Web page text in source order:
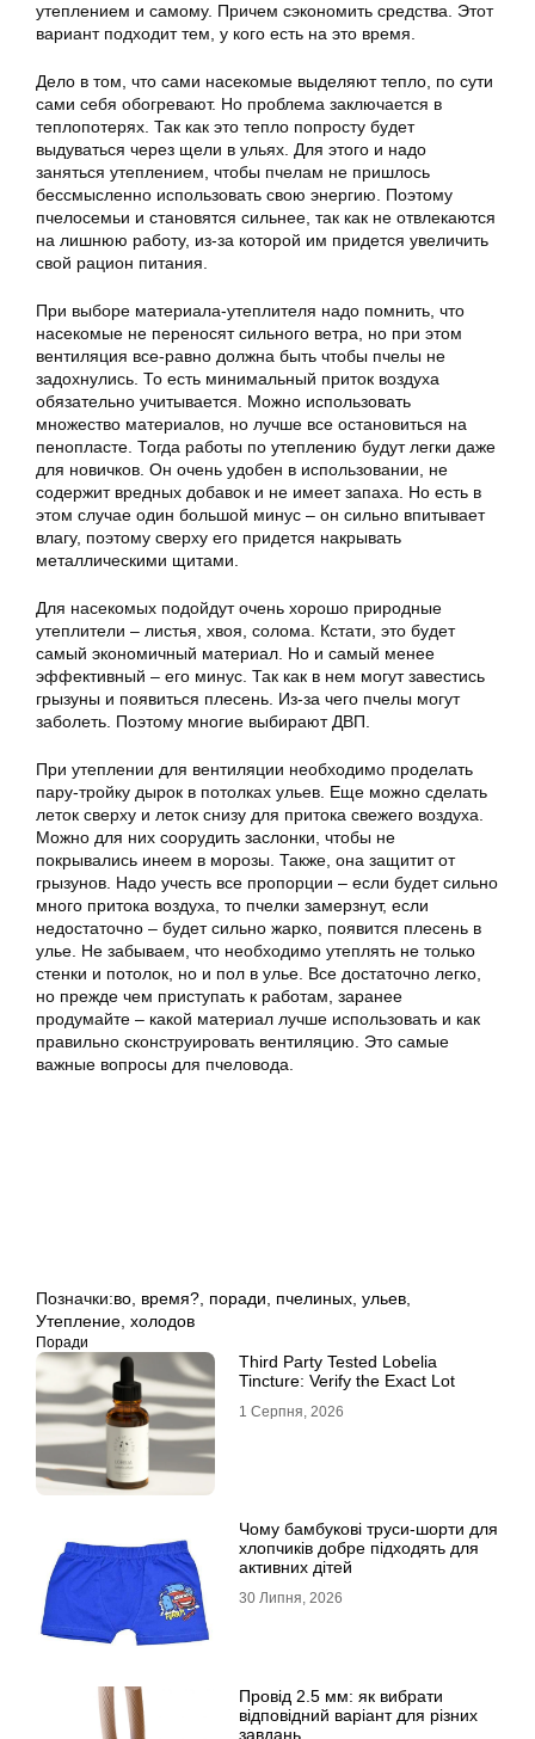
утеплением и самому. Причем сэкономить средства. Этот
вариант подходит тем, у кого есть на это время.
Дело в том, что сами насекомые выделяют тепло, по сути
сами себя обогревают. Но проблема заключается в
теплопотерях. Так как это тепло попросту будет
выдуваться через щели в ульях. Для этого и надо
заняться утеплением, чтобы пчелам не пришлось
бессмысленно использовать свою энергию. Поэтому
пчелосемьи и становятся сильнее, так как не отвлекаются
на лишнюю работу, из-за которой им придется увеличить
свой рацион питания.
При выборе материала-утеплителя надо помнить, что
насекомые не переносят сильного ветра, но при этом
вентиляция все-равно должна быть чтобы пчелы не
задохнулись. То есть минимальный приток воздуха
обязательно учитывается. Можно использовать
множество материалов, но лучше все остановиться на
пенопласте. Тогда работы по утеплению будут легки даже
для новичков. Он очень удобен в использовании, не
содержит вредных добавок и не имеет запаха. Но есть в
этом случае один большой минус – он сильно впитывает
влагу, поэтому сверху его придется накрывать
металлическими щитами.
Для насекомых подойдут очень хорошо природные
утеплители – листья, хвоя, солома. Кстати, это будет
самый экономичный материал. Но и самый менее
эффективный – его минус. Так как в нем могут завестись
грызуны и появиться плесень. Из-за чего пчелы могут
заболеть. Поэтому многие выбирают ДВП.
При утеплении для вентиляции необходимо проделать
пару-тройку дырок в потолках ульев. Еще можно сделать
леток сверху и леток снизу для притока свежего воздуха.
Можно для них соорудить заслонки, чтобы не
покрывались инеем в морозы. Также, она защитит от
грызунов. Надо учесть все пропорции – если будет сильно
много притока воздуха, то пчелки замерзнут, если
недостаточно – будет сильно жарко, появится плесень в
улье. Не забываем, что необходимо утеплять не только
стенки и потолок, но и пол в улье. Все достаточно легко,
но прежде чем приступать к работам, заранее
продумайте – какой материал лучше использовать и как
правильно сконструировать вентиляцию. Это самые
важные вопросы для пчеловода.
Позначки:во время? поради пчелиных ульев
Утепление холодов
Поради
Third Party Tested Lobelia
Tincture: Verify the Exact Lot
1 Серпня, 2026
Чому бамбукові труси-шорти для
хлопчиків добре підходять для
активних дітей
30 Липня, 2026
Провід 2.5 мм: як вибрати
відповідний варіант для різних
завдань